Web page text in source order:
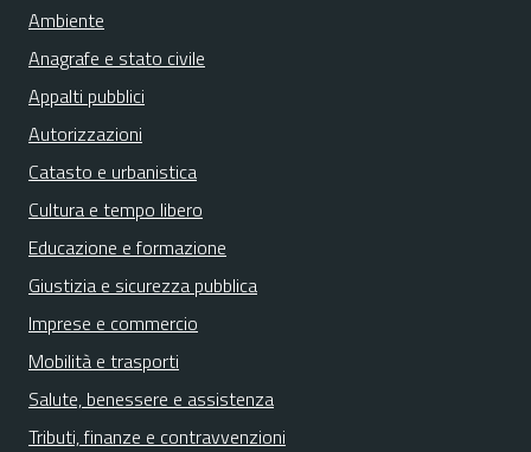
Ambiente
Anagrafe e stato civile
Appalti pubblici
Autorizzazioni
Catasto e urbanistica
Cultura e tempo libero
Educazione e formazione
Giustizia e sicurezza pubblica
Imprese e commercio
Mobilità e trasporti
Salute, benessere e assistenza
Tributi, finanze e contravvenzioni